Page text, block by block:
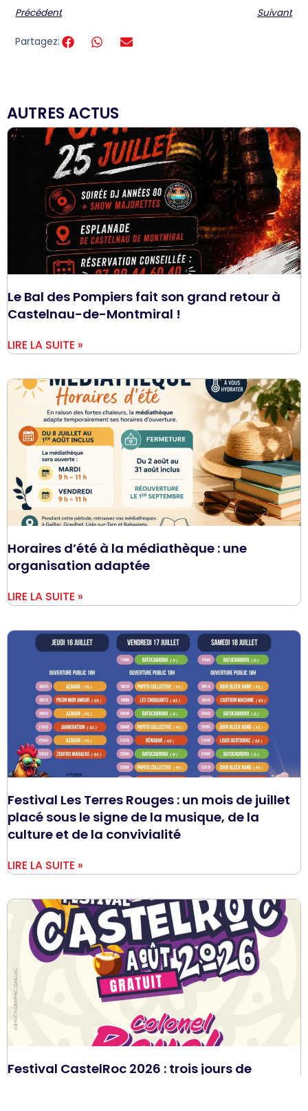
Précédent Suivant
Partagez:
AUTRES ACTUS
Le Bal des Pompiers fait son grand retour à
Castelnau-de-Montmiral !
LIRE LA SUITE »
Horaires d’été à la médiathèque : une
organisation adaptée
LIRE LA SUITE »
Festival Les Terres Rouges : un mois de juillet
placé sous le signe de la musique, de la
culture et de la convivialité
LIRE LA SUITE »
Festival CastelRoc 2026 : trois jours de